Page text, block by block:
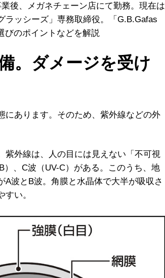
後、メガネチェーン店にて勤務。現在は
ラッシーズ」専務取締役。「G.B.Gafas
びのポイントなどを解説
。ダメージを受け
にあります。そのため、紫外線などの外
外線は、人の目には見えない「不可視
、C波（UV-C）がある。このうち、地
波とB波。角膜と水晶体で大半が吸収さ
い。